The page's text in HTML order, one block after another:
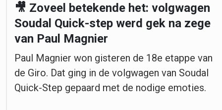
🎥 Zoveel betekende het: volgwagen
Soudal Quick-step werd gek na zege
van Paul Magnier
Paul Magnier won gisteren de 18e etappe van
de Giro. Dat ging in de volgwagen van Soudal
Quick-Step gepaard met de nodige emoties.